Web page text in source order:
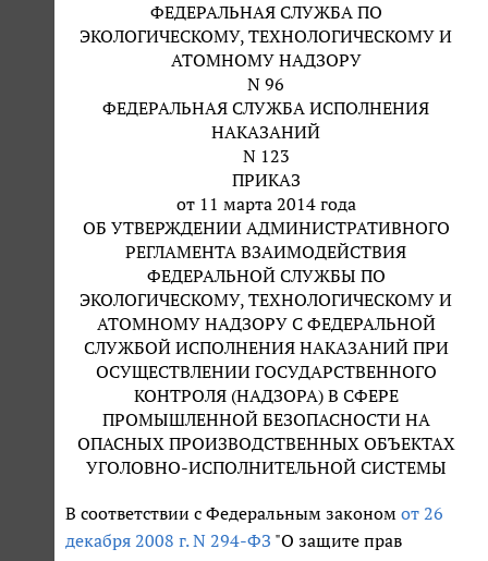
ФЕДЕРАЛЬНАЯ СЛУЖБА ПО
ЭКОЛОГИЧЕСКОМУ, ТЕХНОЛОГИЧЕСКОМУ И
АТОМНОМУ НАДЗОРУ
N 96
ФЕДЕРАЛЬНАЯ СЛУЖБА ИСПОЛНЕНИЯ
НАКАЗАНИЙ
N 123
ПРИКАЗ
от 11 марта 2014 года
ОБ УТВЕРЖДЕНИИ АДМИНИСТРАТИВНОГО
РЕГЛАМЕНТА ВЗАИМОДЕЙСТВИЯ
ФЕДЕРАЛЬНОЙ СЛУЖБЫ ПО
ЭКОЛОГИЧЕСКОМУ, ТЕХНОЛОГИЧЕСКОМУ И
АТОМНОМУ НАДЗОРУ С ФЕДЕРАЛЬНОЙ
СЛУЖБОЙ ИСПОЛНЕНИЯ НАКАЗАНИЙ ПРИ
ОСУЩЕСТВЛЕНИИ ГОСУДАРСТВЕННОГО
КОНТРОЛЯ (НАДЗОРА) В СФЕРЕ
ПРОМЫШЛЕННОЙ БЕЗОПАСНОСТИ НА
ОПАСНЫХ ПРОИЗВОДСТВЕННЫХ ОБЪЕКТАХ
УГОЛОВНО-ИСПОЛНИТЕЛЬНОЙ СИСТЕМЫ
В соответствии с Федеральным законом от 26
декабря 2008 г. N 294-ФЗ "О защите прав